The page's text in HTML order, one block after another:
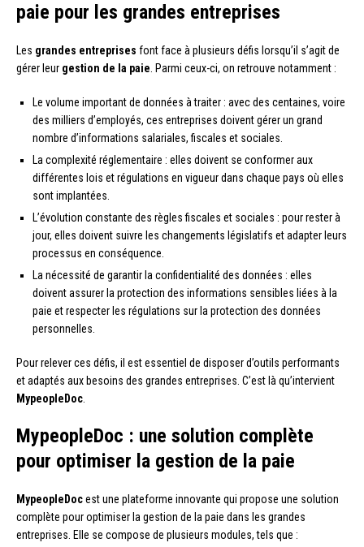
paie pour les grandes entreprises
Les grandes entreprises font face à plusieurs défis lorsqu’il s’agit de
gérer leur gestion de la paie. Parmi ceux-ci, on retrouve notamment :
Le volume important de données à traiter : avec des centaines, voire
des milliers d’employés, ces entreprises doivent gérer un grand
nombre d’informations salariales, fiscales et sociales.
La complexité réglementaire : elles doivent se conformer aux
différentes lois et régulations en vigueur dans chaque pays où elles
sont implantées.
L’évolution constante des règles fiscales et sociales : pour rester à
jour, elles doivent suivre les changements législatifs et adapter leurs
processus en conséquence.
La nécessité de garantir la confidentialité des données : elles
doivent assurer la protection des informations sensibles liées à la
paie et respecter les régulations sur la protection des données
personnelles.
Pour relever ces défis, il est essentiel de disposer d’outils performants
et adaptés aux besoins des grandes entreprises. C’est là qu’intervient
MypeopleDoc.
MypeopleDoc : une solution complète
pour optimiser la gestion de la paie
MypeopleDocest une plateforme innovante qui propose une solution
complète pour optimiser la gestion de la paie dans les grandes
entreprises. Elle se compose de plusieurs modules, tels que :